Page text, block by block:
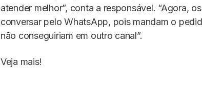
atender melhor”, conta a responsável. “Agora,
conversar pelo WhatsApp, pois mandam o
não conseguiriam em outro canal”.
Veja mais!